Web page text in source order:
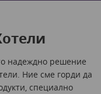
надеждно решение
Ние сме горди да
специално